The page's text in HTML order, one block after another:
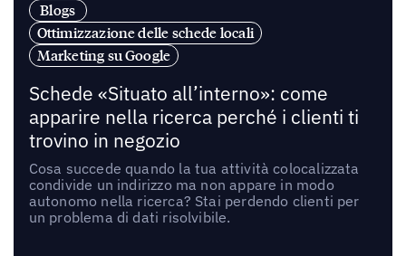
Blogs
Ottimizzazione delle schede locali
Marketing su Google
Schede «Situato all’interno»: come
apparire nella ricerca perché i clienti ti
trovino in negozio
Cosa succede quando la tua attività colocalizzata
condivide un indirizzo ma non appare in modo
autonomo nella ricerca? Stai perdendo clienti per
un problema di dati risolvibile.